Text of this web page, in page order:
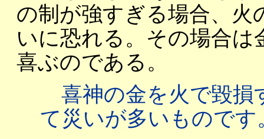
の制が強すぎる場合、火
いに恐れる。その場合
喜ぶのである。
喜神の金を火で毀損
て災いが多いものです